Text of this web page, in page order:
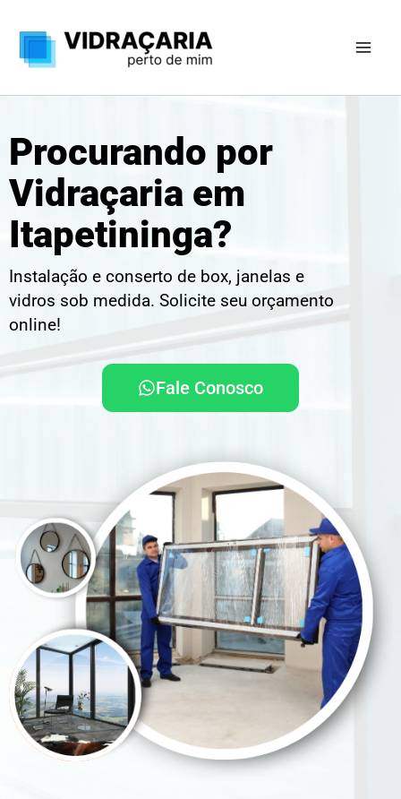
para
Procurando por
Vidraçaria em
Itapetininga?
Instalação e conserto de box, janelas e
vidros sob medida. Solicite seu orçamento
online!
Fale Conosco